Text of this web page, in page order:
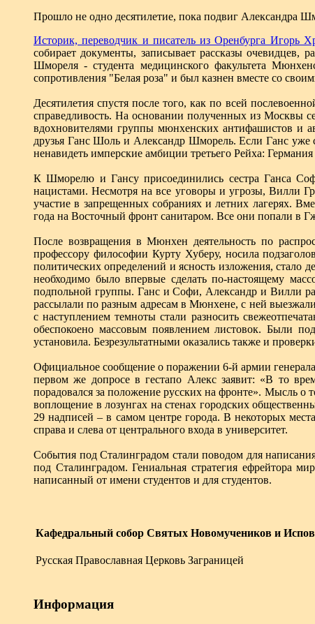
Прошло не одно десятилетие, пока подвиг Александра
Историк, переводчик и писатель из Оренбурга Игорь
собирает документы, записывает рассказы очевидцев,
Шмореля - студента медицинского факультета
сопротивления "Белая роза" и был казнен вместе со
Десятилетия спустя после того, как по всей
справедливость. На основании полученных из Москвы
вдохновителями группы мюнхенских антифашистов и
друзья Ганс Шоль и Александр Шморель. Если Ганс уже
ненавидеть имперские амбиции третьего Рейха:
К Шморелю и Гансу присоединились сестра Ганса
нацистами. Несмотря на все уговоры и угрозы, Вилли
участие в запрещенных собраниях и летних лагерях.
года на Восточный фронт санитаром. Все они попали в
После возвращения в Мюнхен деятельность по
профессору философии Курту Хуберу, носила
политических определений и ясность изложения,
необходимо было впервые сделать по-настоящему
подпольной группы. Ганс и Софи, Александр и Вилли
рассылали по разным адресам в Мюнхене, с ней
с наступлением темноты стали разносить
обеспокоено массовым появлением листовок. Были
установила. Безрезультатными оказались также и
Официальное сообщение о поражении 6-й армии
первом же допросе в гестапо Алекс заявит: «В то
порадовался за положение русских на фронте». Мысль о
воплощение в лозунгах на стенах городских
29 надписей – в самом центре города. В некоторых
справа и слева от центрального входа в университет.
События под Сталинградом стали поводом для
под Сталинградом. Гениальная стратегия ефрейтора
написанный от имени студентов и для студентов.
Кафедральный собор Святых Новомучеников и
Русская Православная Церковь Заграницей
Информация